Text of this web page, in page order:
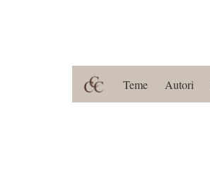
Teme Autori